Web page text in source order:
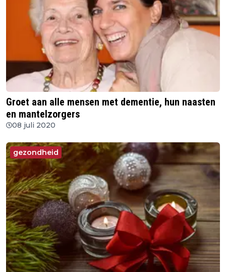
Groet aan alle mensen met dementie, hun naasten
en mantelzorgers
08 juli 2020
gezondheid